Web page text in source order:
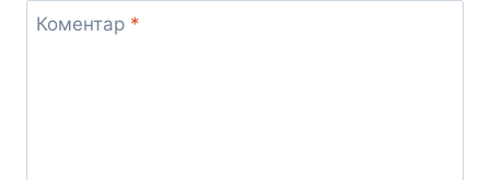
Коментар *